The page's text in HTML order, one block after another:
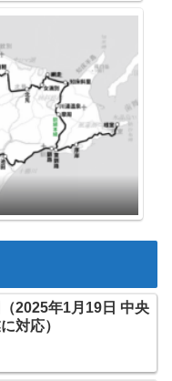
2025年1月19日 中央
対応）